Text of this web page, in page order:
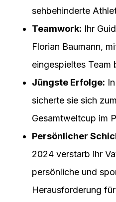
sehbehinderte
Teamwork: Ihr
Florian Baumann,
eingespieltes Team
Jüngste Erfolge:
sicherte sie sich
Gesamtweltcup im
Persönlicher
2024 verstarb ihr
persönliche und
Herausforderung